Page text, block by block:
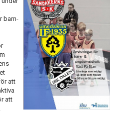
barn-
att
att